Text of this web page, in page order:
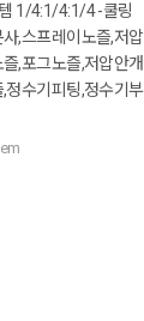
,스프레이노즐,저압
,포그노즐,저압안개
정수기피팅,정수기부